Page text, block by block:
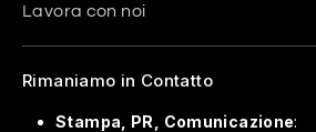
Lavora con noi
Rimaniamo in Contatto
Stampa, PR, Comunicazione: